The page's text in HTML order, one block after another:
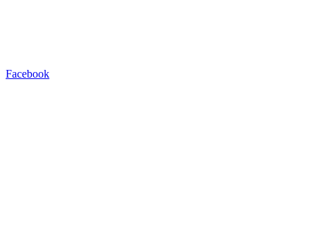
Facebook